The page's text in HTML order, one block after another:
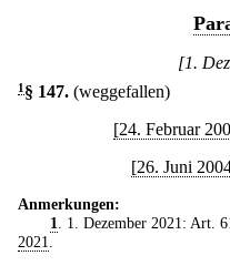
[1.
1 § 147. (weggefallen)
[24. Februar
[26. Juni
Anmerkungen:
1
. 1. Dezember 2021: Art.
2021